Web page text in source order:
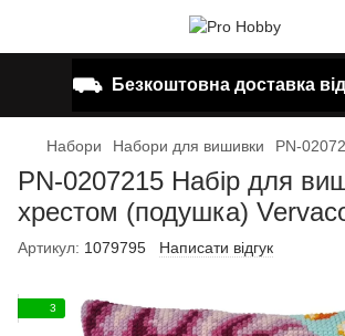
⛟ Безкоштовна доставка
Набори Набори для вишивки PN-
PN-0207215 Набір для
хрестом (подушка)
Артикул: 1079795 Написати відгук
3